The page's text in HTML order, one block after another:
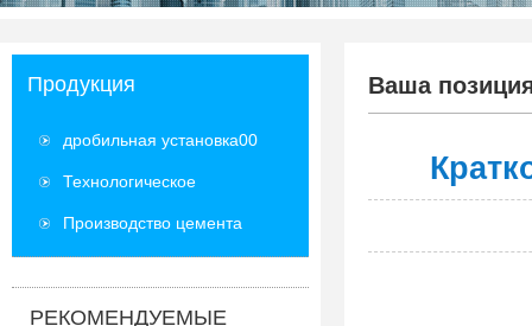
Продукция
дробильная установка00
Технологическое
оборудование
Производство цемента
РЕКОМЕНДУЕМЫЕ
Ваша